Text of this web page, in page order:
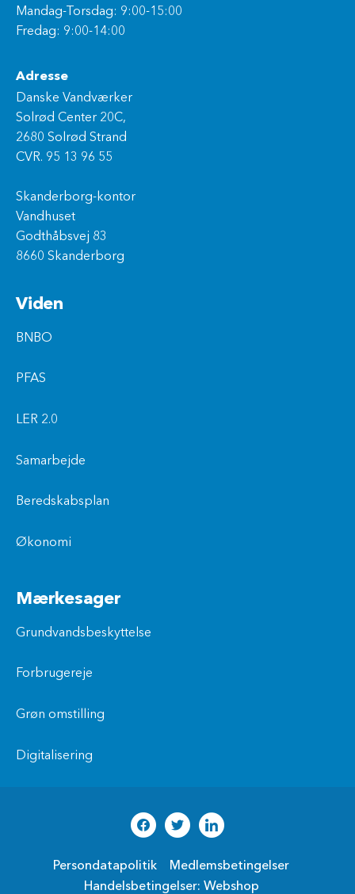
Mandag-Torsdag: 9:00-15:00
Fredag: 9:00-14:00
Adresse
Danske Vandværker
Solrød Center 20C,
2680 Solrød Strand
CVR. 95 13 96 55
Skanderborg-kontor
Vandhuset
Godthåbsvej 83
8660 Skanderborg
Viden
BNBO
PFAS
LER 2.0
Samarbejde
Beredskabsplan
Økonomi
Mærkesager
Grundvandsbeskyttelse
Forbrugereje
Grøn omstilling
Digitalisering
Persondatapolitik
Medlemsbetingelser
Handelsbetingelser: Webshop